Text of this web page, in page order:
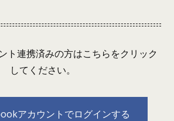
ト連携済みの方はこちらをクリック
してください。
アカウントでログインする